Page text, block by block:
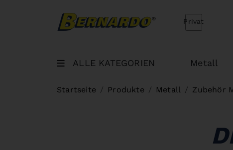
Bernardo Home
Privat
ALLE KATEGORIEN Metall
Startseite Produkte Metall Zubehör